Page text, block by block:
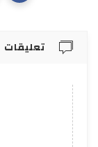
تعليقات